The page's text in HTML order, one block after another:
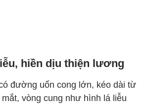
hiền dịu thiện lương
đường uốn cong lớn, kéo dài từ
vòng cung như hình lá liễu